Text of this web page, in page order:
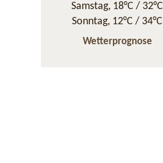
Samstag, 18°C / 32°C
Sonntag, 12°C / 34°C
Wetterprognose